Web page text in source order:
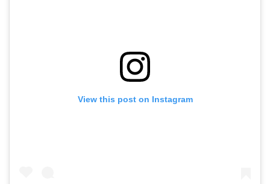
View this post on Instagram